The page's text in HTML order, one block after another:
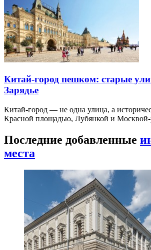
Китай-город пешком: старые
Зарядье
Китай-город — не одна улица, а
Красной площадью, Лубянкой и Москвой-
Последние добавленные
места